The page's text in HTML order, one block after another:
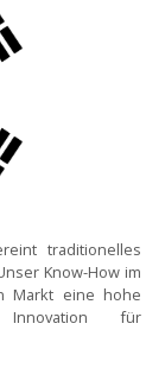
traditionelles
Know-How im
Markt eine hohe
Innovation für